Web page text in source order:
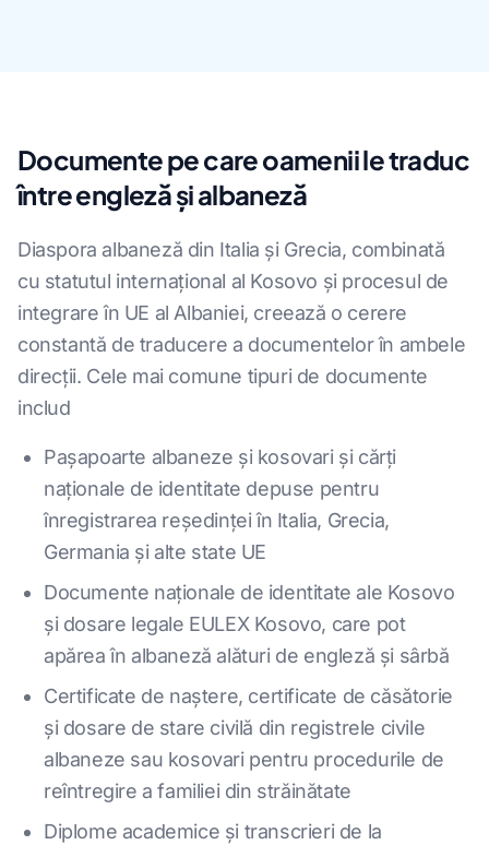
Documente pe care oamenii le traduc
între engleză și albaneză
Diaspora albaneză din Italia şi Grecia, combinată
cu statutul internaţional al Kosovo şi procesul de
integrare în UE al Albaniei, creează o cerere
constantă de traducere a documentelor în ambele
direcţii. Cele mai comune tipuri de documente
includ
Pașapoarte albaneze și kosovari și cărți
naționale de identitate depuse pentru
înregistrarea reședinței în Italia, Grecia,
Germania și alte state UE
Documente naționale de identitate ale Kosovo
și dosare legale EULEX Kosovo, care pot
apărea în albaneză alături de engleză și sârbă
Certificate de naștere, certificate de căsătorie
și dosare de stare civilă din registrele civile
albaneze sau kosovari pentru procedurile de
reîntregire a familiei din străinătate
Diplome academice și transcrieri de la